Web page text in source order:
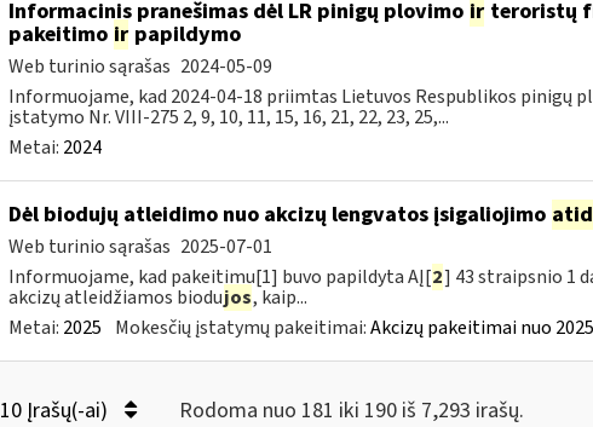
Informacinis pranešimas dėl LR pinigų plovimo irteroristų
pakeitimo irpapildymo
Web turinio sąrašas 2024-05-09
Informuojame, kad 2024-04-18 priimtas Lietuvos Respublikos pinigų
įstatymo Nr. VIII-275 2, 9, 10, 11, 15, 16, 21, 22, 23, 25,...
Metai: 2024
Dėl biodujų atleidimo nuo akcizų lengvatos įsigaliojimo
Web turinio sąrašas 2025-07-01
Informuojame, kad pakeitimu[1] buvo papildyta AĮ[2] 43 straipsnio 1
akcizų atleidžiamos biodujos, kaip...
Metai: 2025 Mokesčių įstatymų pakeitimai:Akcizų pakeitimai nuo
10 Įrašų(-ai) Rodoma nuo 181 iki 190 iš 7,293 irašų.